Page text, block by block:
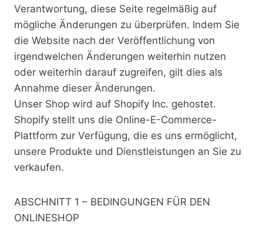
Verantwortung, diese Seite regelmäßig auf
mögliche Änderungen zu überprüfen. Indem Sie
die Website nach der Veröffentlichung von
irgendwelchen Änderungen weiterhin nutzen
oder weiterhin darauf zugreifen, gilt dies als
Annahme dieser Änderungen.
Unser Shop wird auf Shopify Inc. gehostet.
Shopify stellt uns die Online-E-Commerce-
Plattform zur Verfügung, die es uns ermöglicht,
unsere Produkte und Dienstleistungen an Sie zu
verkaufen.
ABSCHNITT 1 – BEDINGUNGEN FÜR DEN
ONLINESHOP